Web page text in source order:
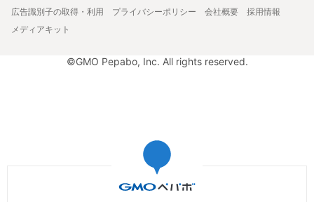
広告識別子の取得・利用
プライバシーポリシー 会社概要
採用情報
メディアキット
©GMO Pepabo, Inc. All rights reserved.